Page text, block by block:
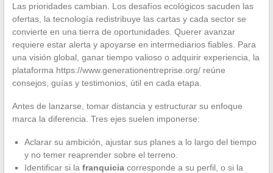
Las prioridades cambian. Los desafíos ecológicos sacuden las
ofertas, la tecnología redistribuye las cartas y cada sector se
convierte en una tierra de oportunidades. Querer avanzar
requiere estar alerta y apoyarse en intermediarios fiables. Para
una visión global, ganar tiempo valioso o adquirir experiencia, la
plataforma https://www.generationentreprise.org/ reúne
consejos, guías y testimonios, útil en cada etapa.
Antes de lanzarse, tomar distancia y estructurar su enfoque
marca la diferencia. Tres ejes suelen imponerse:
Aclarar su ambición, ajustar sus planes a lo largo del tiempo
y no temer reaprender sobre el terreno.
Identificar si la franquiciacorresponde a su perfil, o si la